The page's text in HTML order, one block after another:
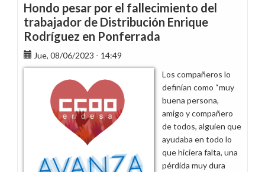
Hondo pesar por el fallecimiento del
trabajador de Distribución Enrique
Rodríguez en Ponferrada
Jue, 08/06/2023 - 14:49
Los compañeros lo
definían como “muy
buena persona,
amigo y compañero
de todos, alguien que
ayudaba en todo lo
que hiciera falta, una
pérdida muy dura